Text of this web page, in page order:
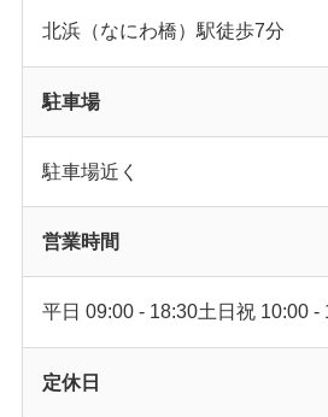
北浜（なにわ橋）駅徒歩7分
駐車場
駐車場近く
営業時間
平日 09:00 - 18:30土日祝 10:00 -
定休日